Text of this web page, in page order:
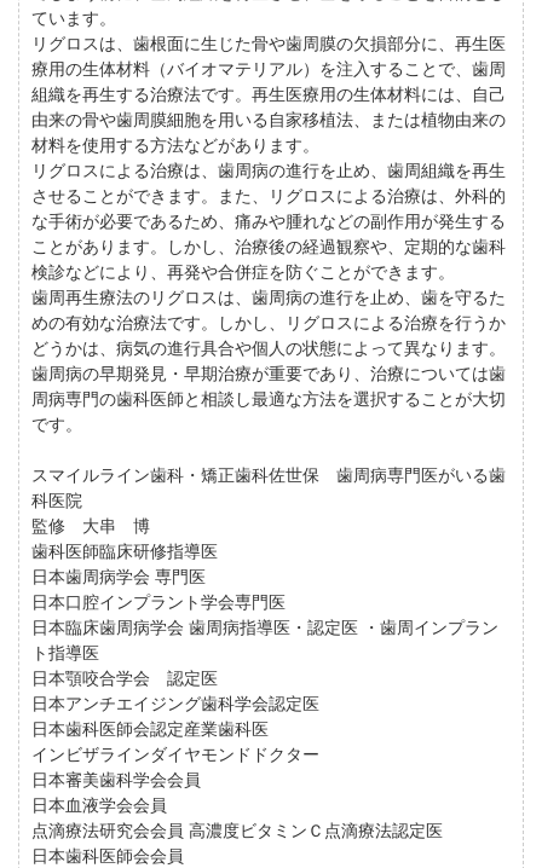
ています。
リグロスは、歯根面に生じた骨や歯周膜の欠損部分に、再生医
療用の生体材料（バイオマテリアル）を注入することで、歯周
組織を再生する治療法です。再生医療用の生体材料には、自己
由来の骨や歯周膜細胞を用いる自家移植法、または植物由来の
材料を使用する方法などがあります。
リグロスによる治療は、歯周病の進行を止め、歯周組織を再生
させることができます。また、リグロスによる治療は、外科的
な手術が必要であるため、痛みや腫れなどの副作用が発生する
ことがあります。しかし、治療後の経過観察や、定期的な歯科
検診などにより、再発や合併症を防ぐことができます。
歯周再生療法のリグロスは、歯周病の進行を止め、歯を守るた
めの有効な治療法です。しかし、リグロスによる治療を行うか
どうかは、病気の進行具合や個人の状態によって異なります。
歯周病の早期発見・早期治療が重要であり、治療については歯
周病専門の歯科医師と相談し最適な方法を選択することが大切
です。
スマイルライン歯科・矯正歯科佐世保 歯周病専門医がいる歯
科医院
監修 大串 博
歯科医師臨床研修指導医
日本歯周病学会 専門医
日本口腔インプラント学会専門医
日本臨床歯周病学会 歯周病指導医・認定医 ・歯周インプラン
ト指導医
日本顎咬合学会 認定医
日本アンチエイジング歯科学会認定医
日本歯科医師会認定産業歯科医
インビザラインダイヤモンドドクター
日本審美歯科学会会員
日本血液学会会員
点滴療法研究会会員 高濃度ビタミンＣ点滴療法認定医
日本歯科医師会会員